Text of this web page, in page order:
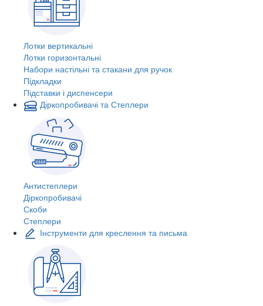
Лотки вертикальні
Лотки горизонтальні
Набори настільні та стакани для ручок
Підкладки
Підставки і диспенсери
Діркопробивачі та Степлери
Антистеплери
Діркопробивачі
Скоби
Степлери
Інструменти для креслення та письма